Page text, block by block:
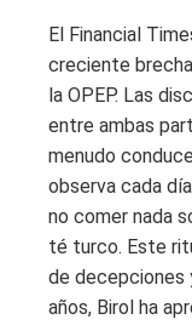
El Financial
creciente
la OPEP. Las
entre ambas
menudo
observa cada
no comer nada
té turco. Este
de decepciones
años, Birol ha